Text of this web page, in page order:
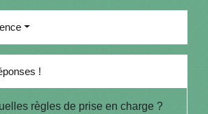
!
règles de prise en charge ?